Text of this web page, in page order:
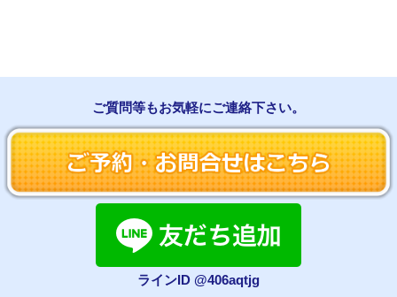
ご質問等もお気軽にご連絡下さい。
ラインID @406aqtjg